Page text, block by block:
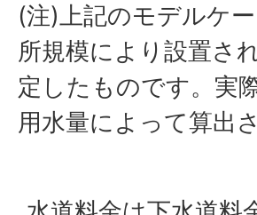
(注)上記のモデルケ
所規模により設置さ
定したものです。実
用水量によって算出